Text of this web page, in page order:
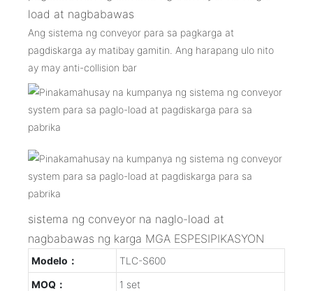
load at nagbabawas
Ang sistema ng conveyor para sa pagkarga at
pagdiskarga ay matibay gamitin. Ang harapang ulo nito
ay may anti-collision bar
sistema ng conveyor na naglo-load at
nagbabawas ng karga MGA ESPESIPIKASYON
Modelo：
TLC-S600
MOQ：
1 set